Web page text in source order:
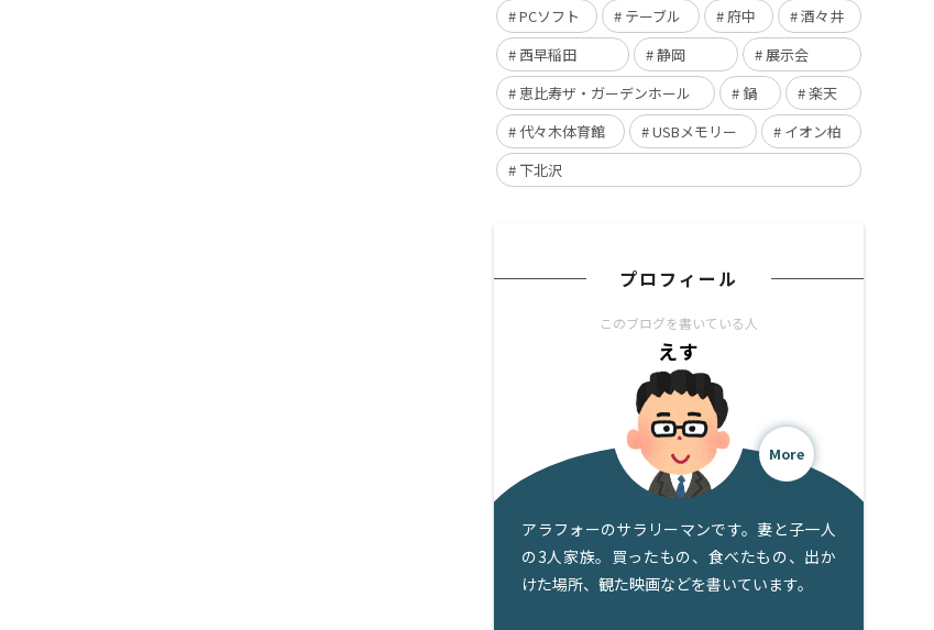
PCソフト
テーブル 府中
酒々井
西早稲田
静岡
展示会
恵比寿ザ・ガーデンホール
鍋
楽天
代々木体育館
USBメモリー
イオン柏
下北沢
プロフィール
このブログを書いている人
えす
More
アラフォーのサラリーマンです。妻と子一人
の3人家族。買ったもの、食べたもの、出か
けた場所、観た映画などを書いています。